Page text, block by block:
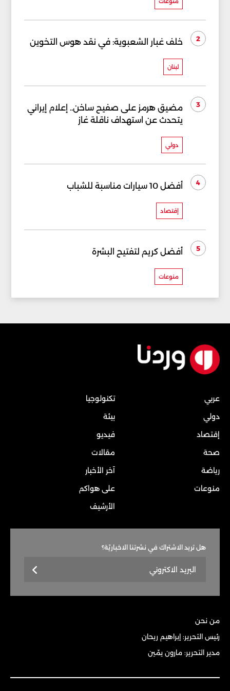
2 خلف غبار الشعبوية: في نقد هوس التخوين
لبنان
3
مضيق هرمز على صفيح ساخن.. إعلام إيراني
يتحدث عن استهداف ناقلة غاز
دولي
4 أفضل 10 سيارات مناسبة للشباب
إقتصاد
5 أفضل كريم لتفتيح البشرة
منوعات
عربي
دولي
إقتصاد
صحة
رياضة
منوعات
تكنولوجيا
بيئة
فيديو
مقالات
آخر الأخبار
على هواكم
الأرشيف
هل تريد الاشتراك في نشرتنا الاخباريّة؟
من نحن
رئيس التحرير: إبراهيم ريحان
مدير التحرير: مارون يمّين